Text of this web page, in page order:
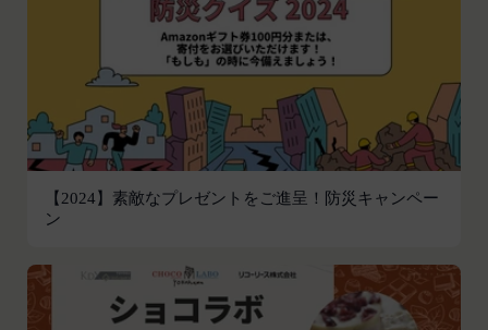
【2024】素敵なプレゼントをご進呈！防災キャンペー
ン
その他の注意事項
当社が提供するサービスは、当社が管理するサービ
ス以外のサービスへのリンクを含む場合があり、こ
れら外部サービスにおける内容や利用者情報の保護
については、当社は一切責任を負いません。
発効日：2021年9月1日
閉じる
当社または第三者を誹謗、中傷する行為
当社もしくは第三者に対して、迷惑、不利益ま
たは損害を与える行為
お客様IDおよびパスワードを不正に使用する行
為
同業者の再販など、営利目的で商品等を購入す
る行為
その他、当社が不適切と判断する行為
会員の登録の抹消、当社が提供する一切のサービス
の利用禁止、停止、本サービス上に公開した提供物